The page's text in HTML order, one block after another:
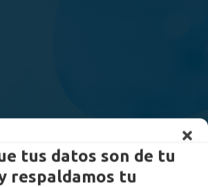
tus datos son de tu
respaldamos tu